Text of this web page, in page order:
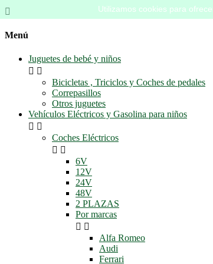
Utilizamos cookies para

Menú
Juguetes de bebé y niños
 
Bicicletas , Triciclos y Coches de pedales
Correpasillos
Otros juguetes
Vehículos Eléctricos y Gasolina para niños
 
Coches Eléctricos
 
6V
12V
24V
48V
2 PLAZAS
Por marcas
 
Alfa Romeo
Audi
Ferrari